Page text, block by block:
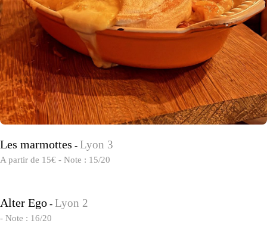
Les marmottes - Lyon 3
A partir de 15€ - Note : 15/20
Alter Ego - Lyon 2
- Note : 16/20